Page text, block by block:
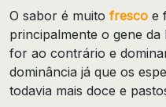
O sabor é muito fresco e
principalmente o gene
for ao contrário e
dominância já que os
todavia mais doce e